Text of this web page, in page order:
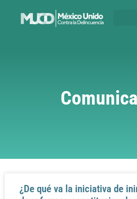
¿De qué va la iniciativa de